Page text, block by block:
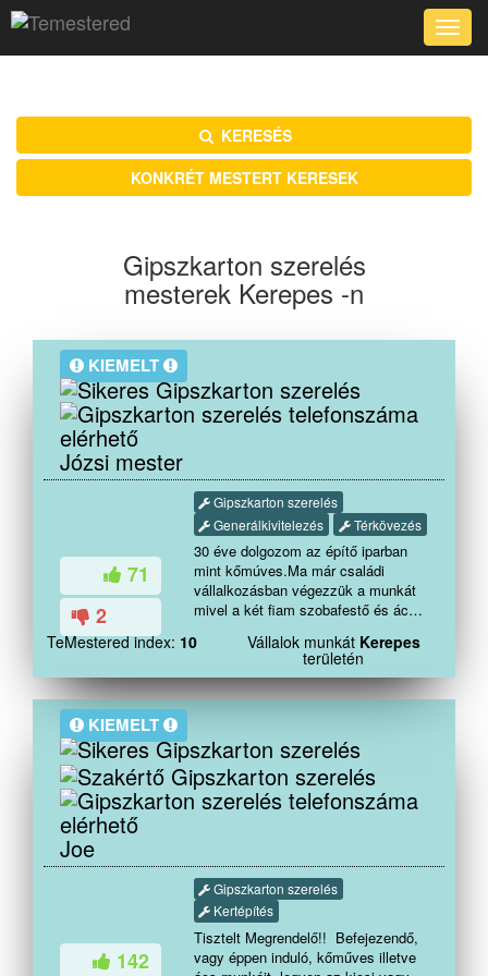
Toggle
KERESÉS
KONKRÉT MESTERT KERESEK
Gipszkarton szerelés
mesterek Kerepes -n
KIEMELT
Józsi mester
71
2
Gipszkarton szerelés
Generálkivitelezés
Térkövezés
30 éve dolgozom az építő iparban
mint kőmúves.Ma már családi
vállalkozásban végezzük a munkát
mivel a két fiam szobafestő és ács
részére elmegyünk.A vállalt
munkáinkra és pontos kezdési
illetve befejezésének időpontjára
TeMestered index: 10 Vállalok munkát Kerepes
területén
KIEMELT
Joe
142
Gipszkarton szerelés
Kertépítés
Tisztelt Megrendelő!! Befejezendő,
vagy éppen induló, kőműves illetve